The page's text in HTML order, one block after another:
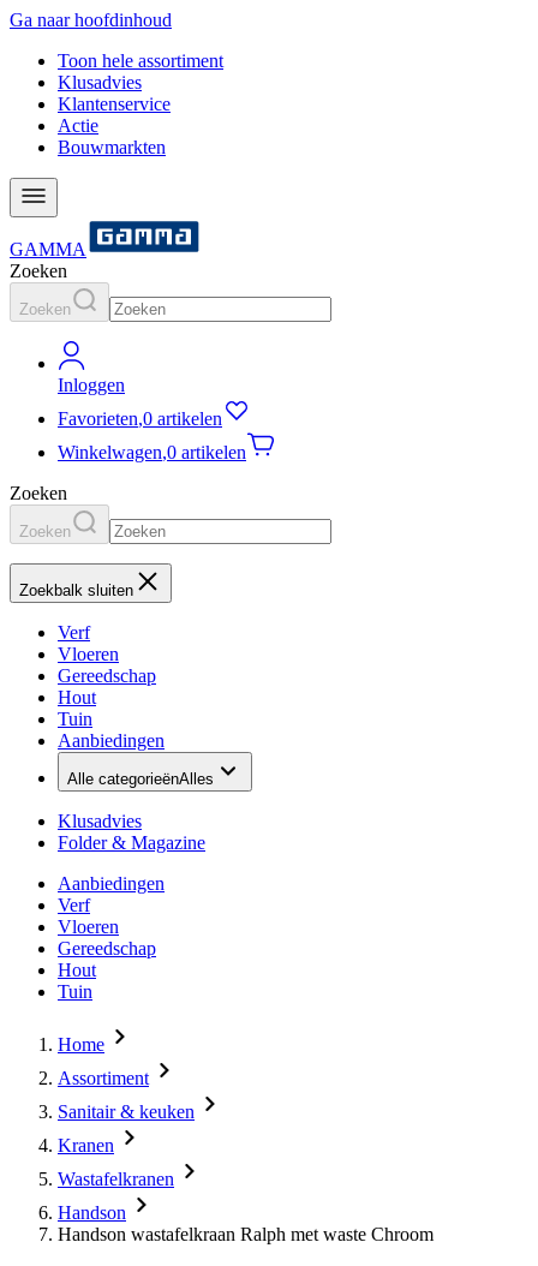
Ga naar hoofdinhoud
Toon hele assortiment
Klusadvies
Klantenservice
Actie
Bouwmarkten
GAMMA
Zoeken
Zoeken
Inloggen
Favorieten,0 artikelen
Winkelwagen,0 artikelen
Zoeken
Zoeken
Zoekbalk sluiten
Verf
Vloeren
Gereedschap
Hout
Tuin
Aanbiedingen
Alle categorieënAlles
Klusadvies
Folder & Magazine
Aanbiedingen
Verf
Vloeren
Gereedschap
Hout
Tuin
Home
Assortiment
Sanitair & keuken
Kranen
Wastafelkranen
Handson
Handson wastafelkraan Ralph met waste Chroom